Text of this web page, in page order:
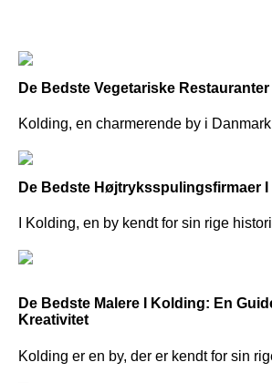
De Bedste Vegetariske
Kolding, en charmerende by i
De Bedste Højtryksspulingsfirmaer
I Kolding, en by kendt for sin rige
De Bedste Malere I Kolding: En
Kreativitet
Kolding er en by, der er kendt for sin